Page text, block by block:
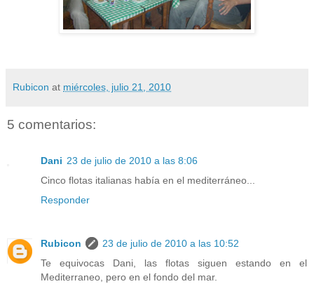
Rubicon at miércoles, julio 21, 2010
5 comentarios:
Dani 23 de julio de 2010 a las 8:06
Cinco flotas italianas había en el mediterráneo...
Responder
Rubicon
23 de julio de 2010 a las 10:52
Te equivocas Dani, las flotas siguen estando en el
Mediterraneo, pero en el fondo del mar.